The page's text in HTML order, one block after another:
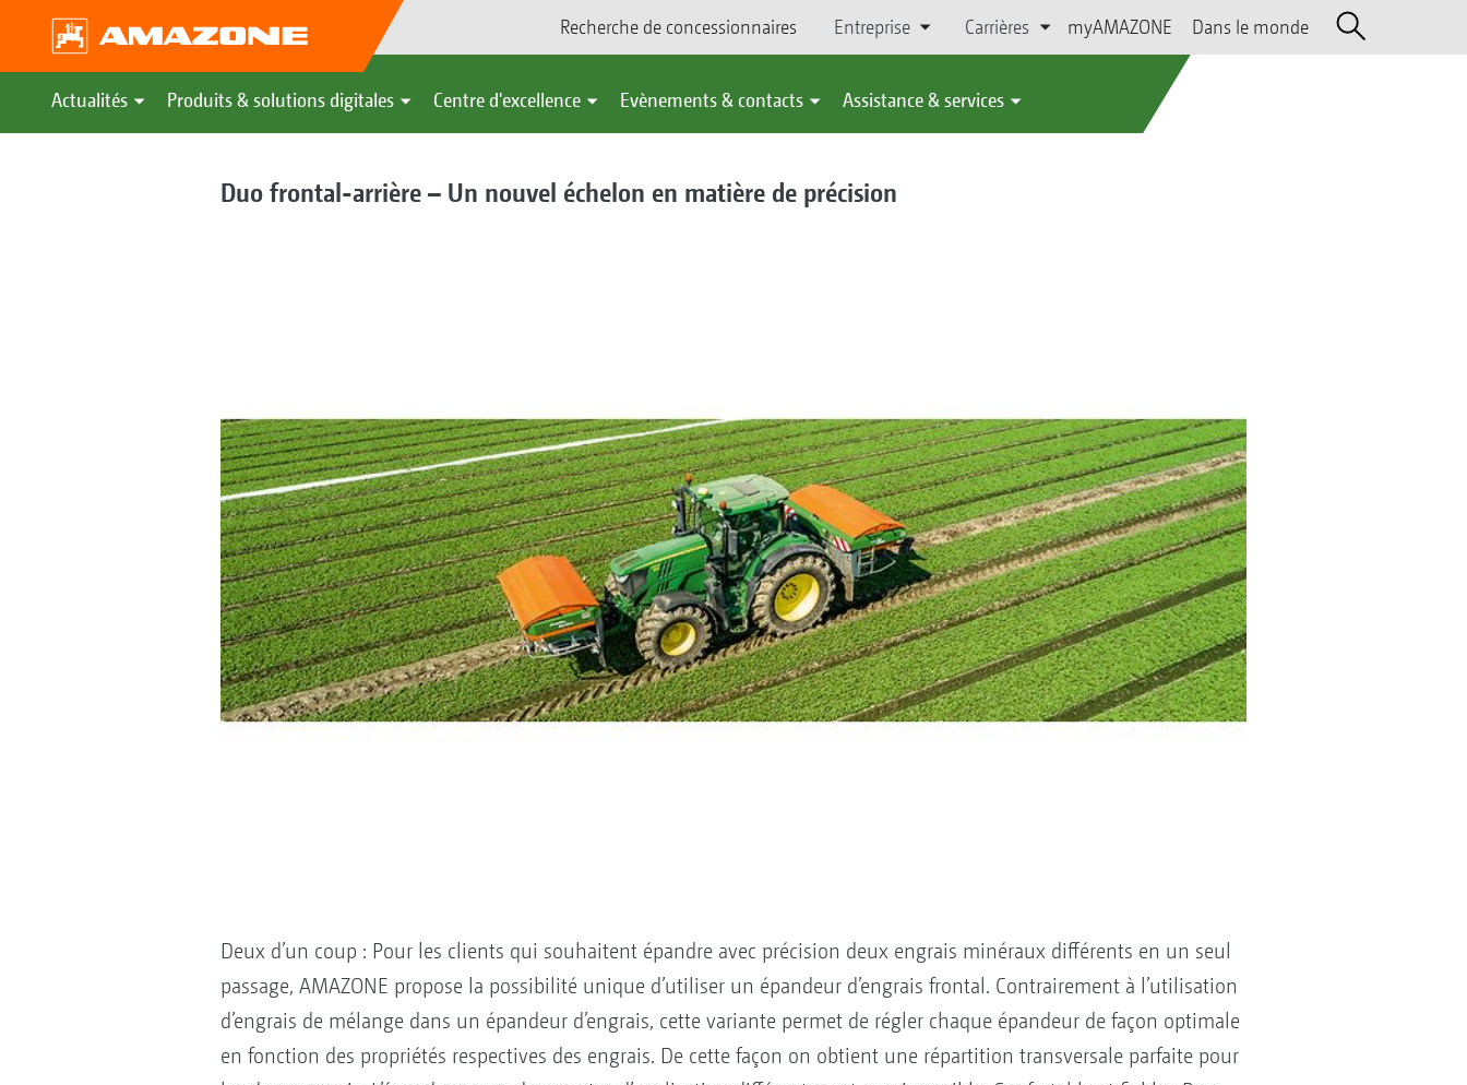
Recherche de concessionnaires Entreprise Carrières myAMAZONE Dans le monde
Actualités Produits & solutions digitales Centre d'excellence Evènements & contacts Assistance & services
Duo frontal-arrière – Un nouvel échelon en matière de précision
Deux d’un coup : Pour les clients qui souhaitent épandre avec précision deux engrais minéraux différents en un seul
passage, AMAZONE propose la possibilité unique d’utiliser un épandeur d’engrais frontal. Contrairement à l’utilisation
d’engrais de mélange dans un épandeur d’engrais, cette variante permet de régler chaque épandeur de façon optimale
en fonction des propriétés respectives des engrais. De cette façon on obtient une répartition transversale parfaite pour